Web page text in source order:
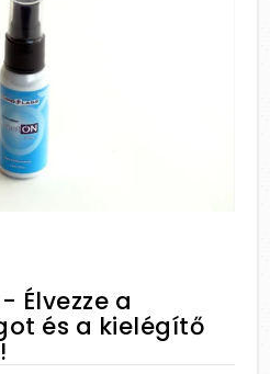
Élvezze a
és a kielégítő